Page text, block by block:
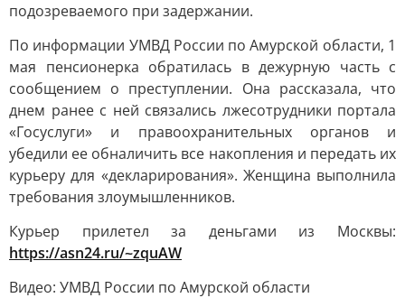
подозреваемого при задержании.
По информации УМВД России по Амурской области, 1
мая пенсионерка обратилась в дежурную часть с
сообщением о преступлении. Она рассказала, что
днем ранее с ней связались лжесотрудники портала
«Госуслуги» и правоохранительных органов и
убедили ее обналичить все накопления и передать их
курьеру для «декларирования». Женщина выполнила
требования злоумышленников.
Курьер прилетел за деньгами из Москвы:
https://asn24.ru/~zquAW
Видео: УМВД России по Амурской области